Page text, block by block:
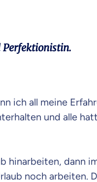
ich all meine
und alle
hinarbeiten, dann
noch arbeiten.